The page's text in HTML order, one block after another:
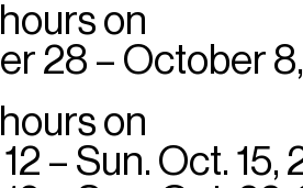
on
28 – October 8,
on
– Sun. Oct. 15,